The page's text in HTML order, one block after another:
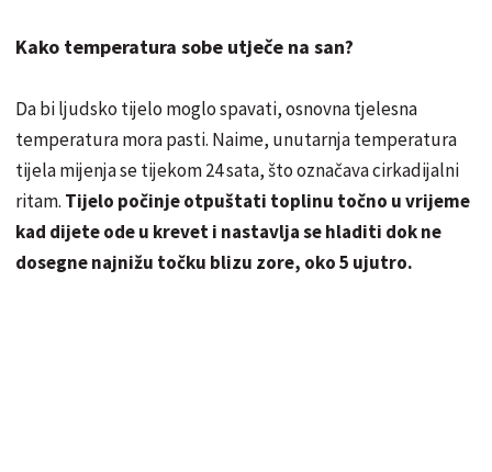
Kako temperatura sobe utječe na san?
Da bi ljudsko tijelo moglo spavati, osnovna tjelesna
temperatura mora pasti. Naime, unutarnja temperatura
tijela mijenja se tijekom 24 sata, što označava cirkadijalni
ritam. Tijelo počinje otpuštati toplinu točno u vrijeme
kad dijete ode u krevet i nastavlja se hladiti dok ne
dosegne najnižu točku blizu zore, oko 5 ujutro.